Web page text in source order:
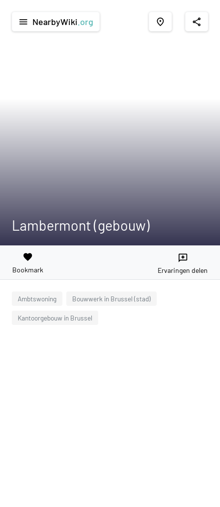
menu NearbyWiki .org place share
Lambermont (gebouw)
favorite
Bookmark
reviews
Ervaringen delen
Ambtswoning Bouwwerk in Brussel (stad)
Kantoorgebouw in Brussel